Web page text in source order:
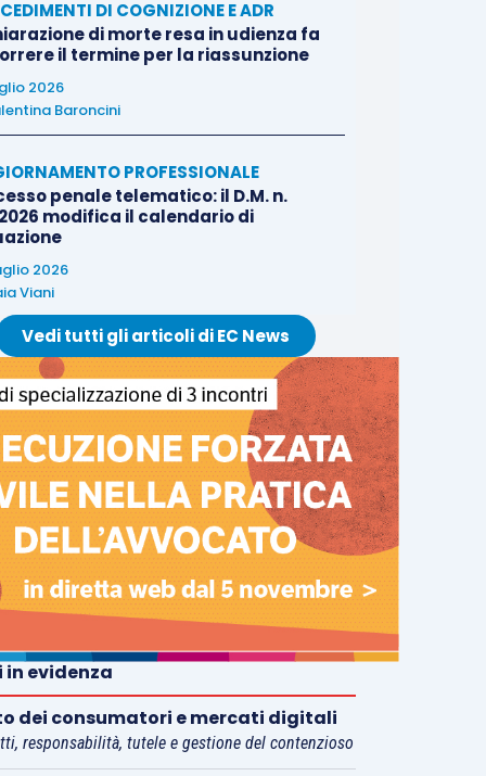
DI COGNIZIONE E ADR
di morte resa in udienza fa
il termine per la riassunzione
2026
Baroncini
PROFESSIONALE
penale telematico: il D.M. n.
modifica il calendario di
2026
Viani
Vedi tutti gli articoli di EC News
in evidenza
dei consumatori e mercati digitali
responsabilità, tutele e gestione del contenzioso